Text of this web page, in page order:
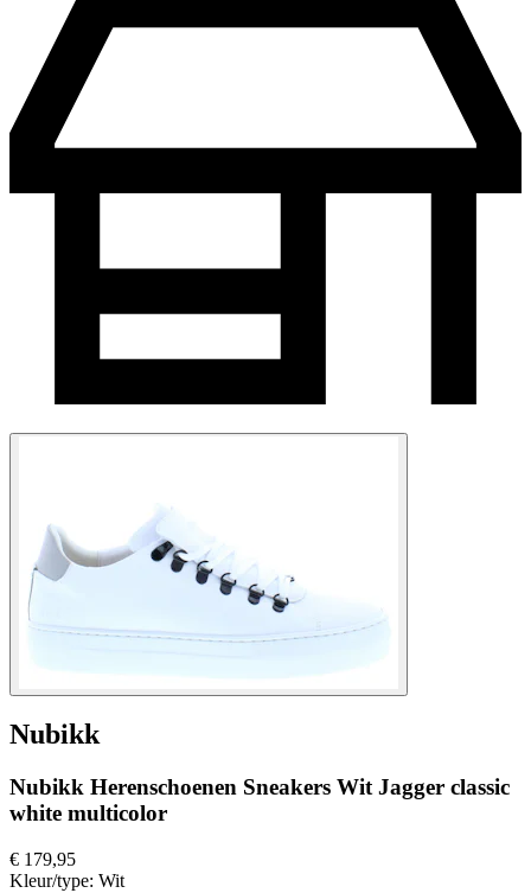
Nubikk
Nubikk Herenschoenen Sneakers Wit Jagger classic
white multicolor
€ 179,95
Kleur/type: Wit